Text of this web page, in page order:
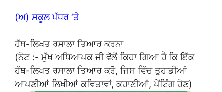
(ਅ) ਸਕੂਲ ਪੱਧਰ ‘ਤੇ
ਹੱਥ-ਲਿਖਤ ਰਸਾਲਾ ਤਿਆਰ ਕਰਨਾ
(ਨੋਟ :- ਮੁੱਖ ਅਧਿਆਪਕ ਜੀ ਵੱਲੋਂ ਕਿਹਾ ਗਿਆ ਹੈ ਕਿ ਇੱਕ
ਹੱਥ-ਲਿਖਤ ਰਸਾਲਾ ਤਿਆਰ ਕਰੋ, ਜਿਸ ਵਿੱਚ ਤੁਹਾਡੀਆਂ
ਆਪਣੀਆਂ ਲਿਖੀਆਂ ਕਵਿਤਾਵਾਂ, ਕਹਾਣੀਆਂ, ਪੇਂਟਿੰਗ ਹੋਣ)